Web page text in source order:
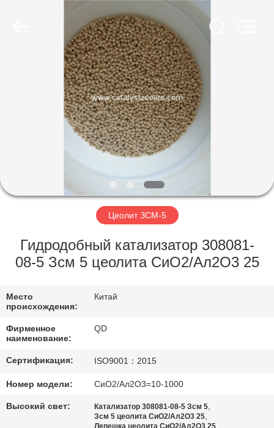
ПРОДУКТЫ
ПУТЕШЕСТВИЕ
ПРОВЕРКА
СВЯЖИТЕСЬ
МЫ
НОВОСТИ
СЛУЧАИ
Цеолит ЗСМ-5
Гидродобный катализатор 308081-
08-5 Зсм 5 цеолита СиО2/Ал2О3 25
Место
происхождения:
Китай
Фирменное
наименование:
QD
Сертификация: ISO9001：2015
Номер модели: СиО2/Ал2О3=10-1000
Высокий свет: Катализатор 308081-08-5 Зсм 5,
Зсм 5 цеолита СиО2/Ал2О3 25,